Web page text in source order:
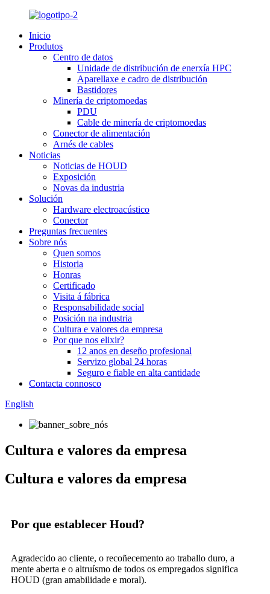
Inicio
Produtos
Centro de datos
Unidade de distribución de enerxía HPC
Aparellaxe e cadro de distribución
Bastidores
Minería de criptomoedas
PDU
Cable de minería de criptomoedas
Conector de alimentación
Arnés de cables
Noticias
Noticias de HOUD
Exposición
Novas da industria
Solución
Hardware electroacústico
Conector
Preguntas frecuentes
Sobre nós
Quen somos
Historia
Honras
Certificado
Visita á fábrica
Responsabilidade social
Posición na industria
Cultura e valores da empresa
Por que nos elixir?
12 anos en deseño profesional
Servizo global 24 horas
Seguro e fiable en alta cantidade
Contacta connosco
English
Cultura e valores da empresa
Cultura e valores da empresa
Por que establecer Houd?
Agradecido ao cliente, o recoñecemento ao traballo duro, a
mente aberta e o altruísmo de todos os empregados significa
HOUD (gran amabilidade e moral).